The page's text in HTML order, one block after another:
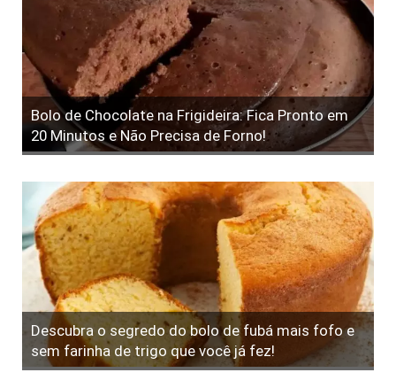
Bolo de Chocolate na Frigideira: Fica Pronto em
20 Minutos e Não Precisa de Forno!
Descubra o segredo do bolo de fubá mais fofo e
sem farinha de trigo que você já fez!